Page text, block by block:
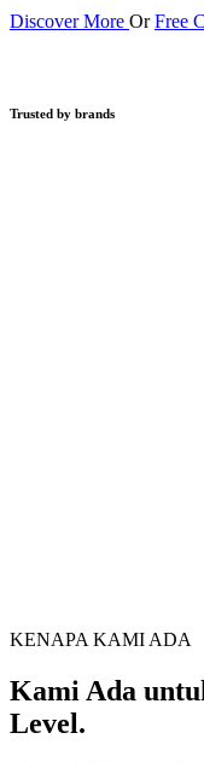
Discover More Or Free
Trusted by brands
KENAPA KAMI ADA
Kami Ada
Level.